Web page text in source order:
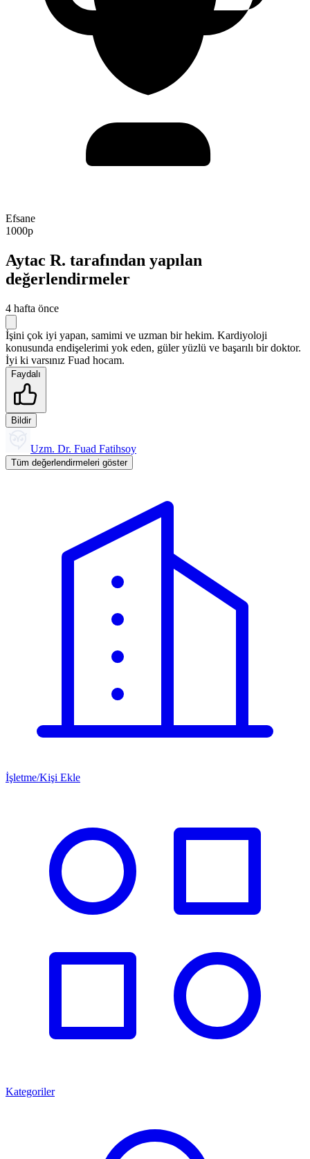
Efsane
1000p
Aytac R. tarafından yapılan
değerlendirmeler
4 hafta önce
İşini çok iyi yapan, samimi ve uzman bir hekim. Kardiyoloji
konusunda endişelerimi yok eden, güler yüzlü ve başarılı bir doktor.
İyi ki varsınız Fuad hocam.
Faydalı
Bildir
Uzm. Dr. Fuad Fatihsoy
Tüm değerlendirmeleri göster
İşletme/Kişi Ekle
Kategoriler